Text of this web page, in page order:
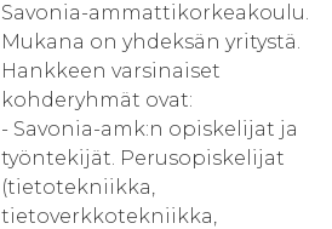
Savonia-ammattikorkeakoulu.
Mukana on yhdeksän yritystä.
Hankkeen varsinaiset
kohderyhmät ovat:
- Savonia-amk:n opiskelijat ja
työntekijät. Perusopiskelijat
(tietotekniikka,
tietoverkkotekniikka,